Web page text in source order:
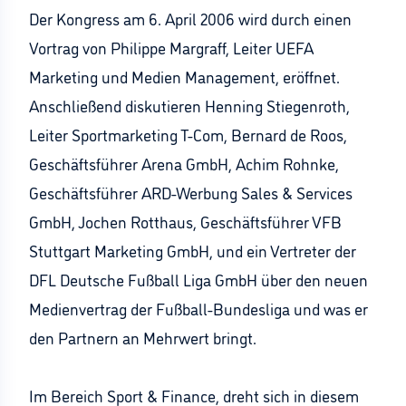
Der Kongress am 6. April 2006 wird durch einen
Vortrag von Philippe Margraff, Leiter UEFA
Marketing und Medien Management, eröffnet.
Anschließend diskutieren Henning Stiegenroth,
Leiter Sportmarketing T-Com, Bernard de Roos,
Geschäftsführer Arena GmbH, Achim Rohnke,
Geschäftsführer ARD-Werbung Sales & Services
GmbH, Jochen Rotthaus, Geschäftsführer VFB
Stuttgart Marketing GmbH, und ein Vertreter der
DFL Deutsche Fußball Liga GmbH über den neuen
Medienvertrag der Fußball-Bundesliga und was er
den Partnern an Mehrwert bringt.
Im Bereich Sport & Finance, dreht sich in diesem